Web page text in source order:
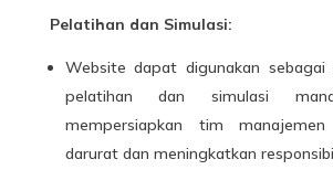
Pelatihan dan Simulasi:
Website dapat digunakan
pelatihan dan simulasi
mempersiapkan tim
darurat dan meningkatkan